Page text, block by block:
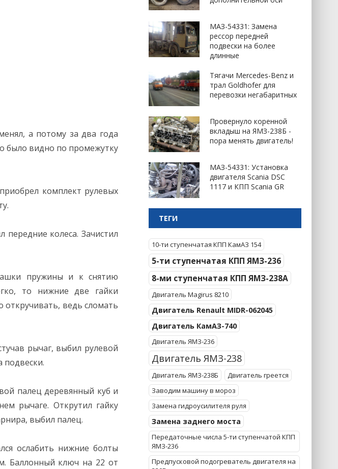
а потому за два года
было видно по промежутку
комплект рулевых
колеса. Зачистил
пружины и к снятию
то нижние две гайки
откручивать, ведь сломать
рычаг, выбил рулевой
подвески.
палец деревянный куб и
рычаге. Открутил гайку
выбил палец.
ослабить нижние болты
Баллонный ключ на 22 от
МАЗ-54331: Замена
рессор передней
подвески на более
длинные
Тягачи Mercedes-Benz и
трал Goldhofer для
перевозки негабаритных
Провернуло коренной
вкладыш на ЯМЗ-238Б -
пора менять двигатель!
МАЗ-54331: Установка
двигателя Scania DSC
1117 и КПП Scania GR
ТЕГИ
10-ти ступенчатая КПП КамАЗ 154
5-ти ступенчатая КПП ЯМЗ-236
8-ми ступенчатая КПП ЯМЗ-238А
Двигатель Magirus 8210
Двигатель Renault MIDR-062045
Двигатель КамАЗ-740
Двигатель ЯМЗ-236
Двигатель ЯМЗ-238
Двигатель ЯМЗ-238Б
Двигатель греется
Заводим машину в мороз
Замена гидроусилителя руля
Замена заднего моста
Передаточные числа 5-ти ступенчатой КПП
ЯМЗ-236
Предпусковой подогреватель двигателя на